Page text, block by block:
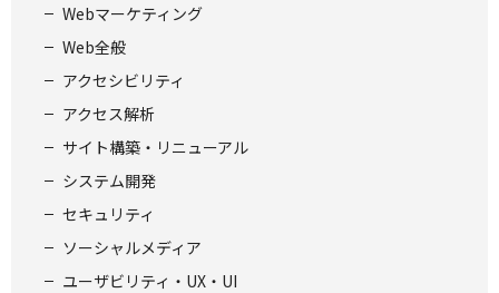
Webマーケティング
Web全般
アクセシビリティ
アクセス解析
サイト構築・リニューアル
システム開発
セキュリティ
ソーシャルメディア
ユーザビリティ・UX・UI